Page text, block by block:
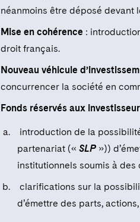
néanmoins être déposé devant
Mise en cohérence :
droit français.
Nouveau véhicule
concurrencer la société en
Fonds réservés aux
introduction de la
partenariat (« SLP »))
institutionnels soumis à
clarifications sur la
d’émettre des parts,